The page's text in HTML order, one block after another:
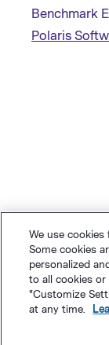
Benchmark
Polaris
We use
Some cookies
personalized
to all cookies or
"Customize
at any time.